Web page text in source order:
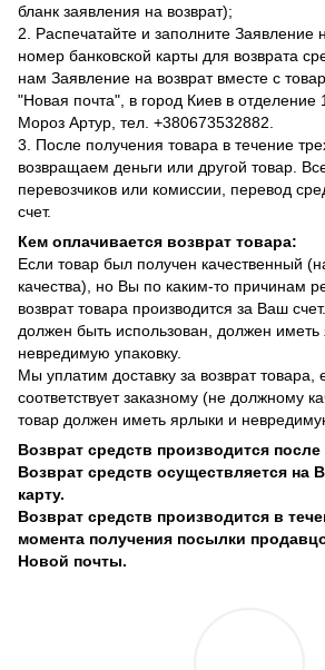
бланк заявления на возврат);
2. Распечатайте и заполните Заявление
номер банковской карты для возврата
нам Заявление на возврат вместе с
"Новая почта", в город Киев в
Мороз Артур, тел. +380673532882.
3. После получения товара в течение
возвращаем деньги или другой товар.
перевозчиков или комиссии, перевод
счет.
Кем оплачивается возврат товара:
Если товар был получен качественный
качества), но Вы по каким-то причинам
возврат товара производится за Ваш
должен быть использован, должен иметь
невредимую упаковку.
Мы уплатим доставку за возврат товара,
соответствует заказному (не должному
товар должен иметь ярлыки и
Возврат средств производится
Возврат средств осуществляется на
карту.
Возврат средств производится в
момента получения посылки
Новой почты.